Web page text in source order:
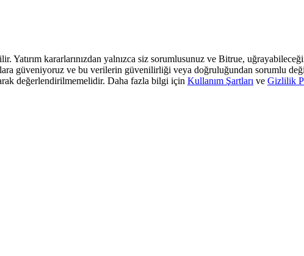
Yatırım kararlarınızdan yalnızca siz sorumlusunuz ve Bitrue,
güveniyoruz ve bu verilerin güvenilirliği veya doğruluğundan sorumlu
değerlendirilmemelidir. Daha fazla bilgi için Kullanım Şartları ve Gizlilik